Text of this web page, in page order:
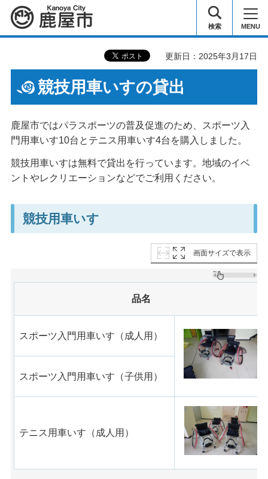
鹿屋市 検索 MENU
更新日：2025年3月17日
競技用車いすの貸出
鹿屋市ではパラスポーツの普及促進のため、スポーツ入
門用車いす10台とテニス用車いす4台を購入しました。
競技用車いすは無料で貸出を行っています。地域のイベ
ントやレクリエーションなどでご利用ください。
競技用車いす
画面サイズで表示
品名
スポーツ入門用車いす（成人用）
スポーツ入門用車いす（子供用）
テニス用車いす（成人用）